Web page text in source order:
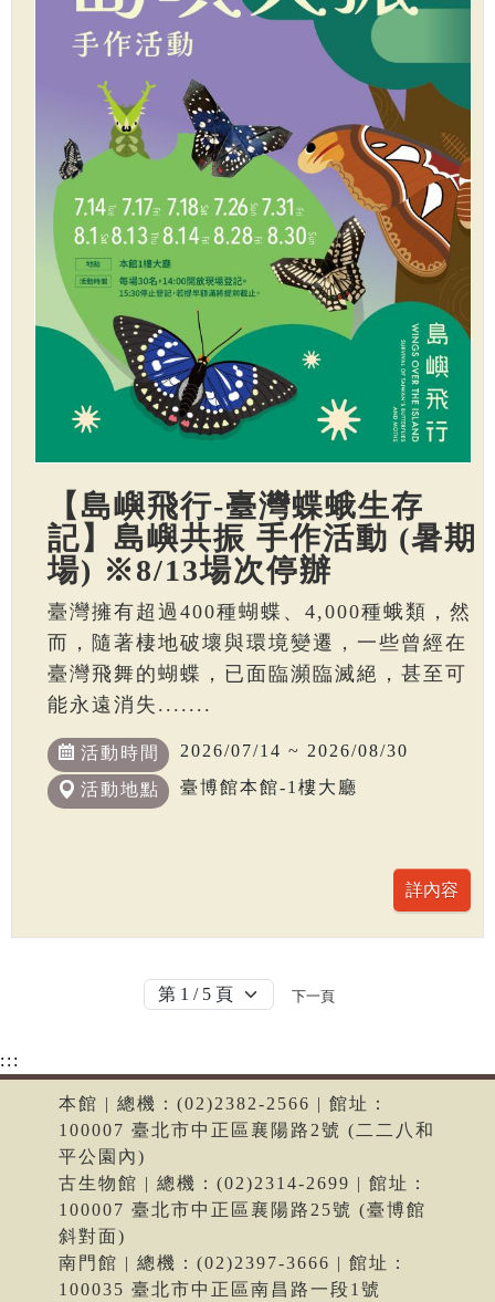
【島嶼飛行-臺灣蝶蛾生存
記】島嶼共振 手作活動 (暑期
場) ※8/13場次停辦
臺灣擁有超過400種蝴蝶、4,000種蛾類，然
而，隨著棲地破壞與環境變遷，一些曾經在
臺灣飛舞的蝴蝶，已面臨瀕臨滅絕，甚至可
能永遠消失.......
活動時間 2026/07/14 ~ 2026/08/30
活動地點 臺博館本館-1樓大廳
下一頁
:::
本館 | 總機：(02)2382-2566 | 館址：
100007 臺北市中正區襄陽路2號 (二二八和
平公園內)
古生物館 | 總機：(02)2314-2699 | 館址：
100007 臺北市中正區襄陽路25號 (臺博館
斜對面)
南門館 | 總機：(02)2397-3666 | 館址：
100035 臺北市中正區南昌路一段1號